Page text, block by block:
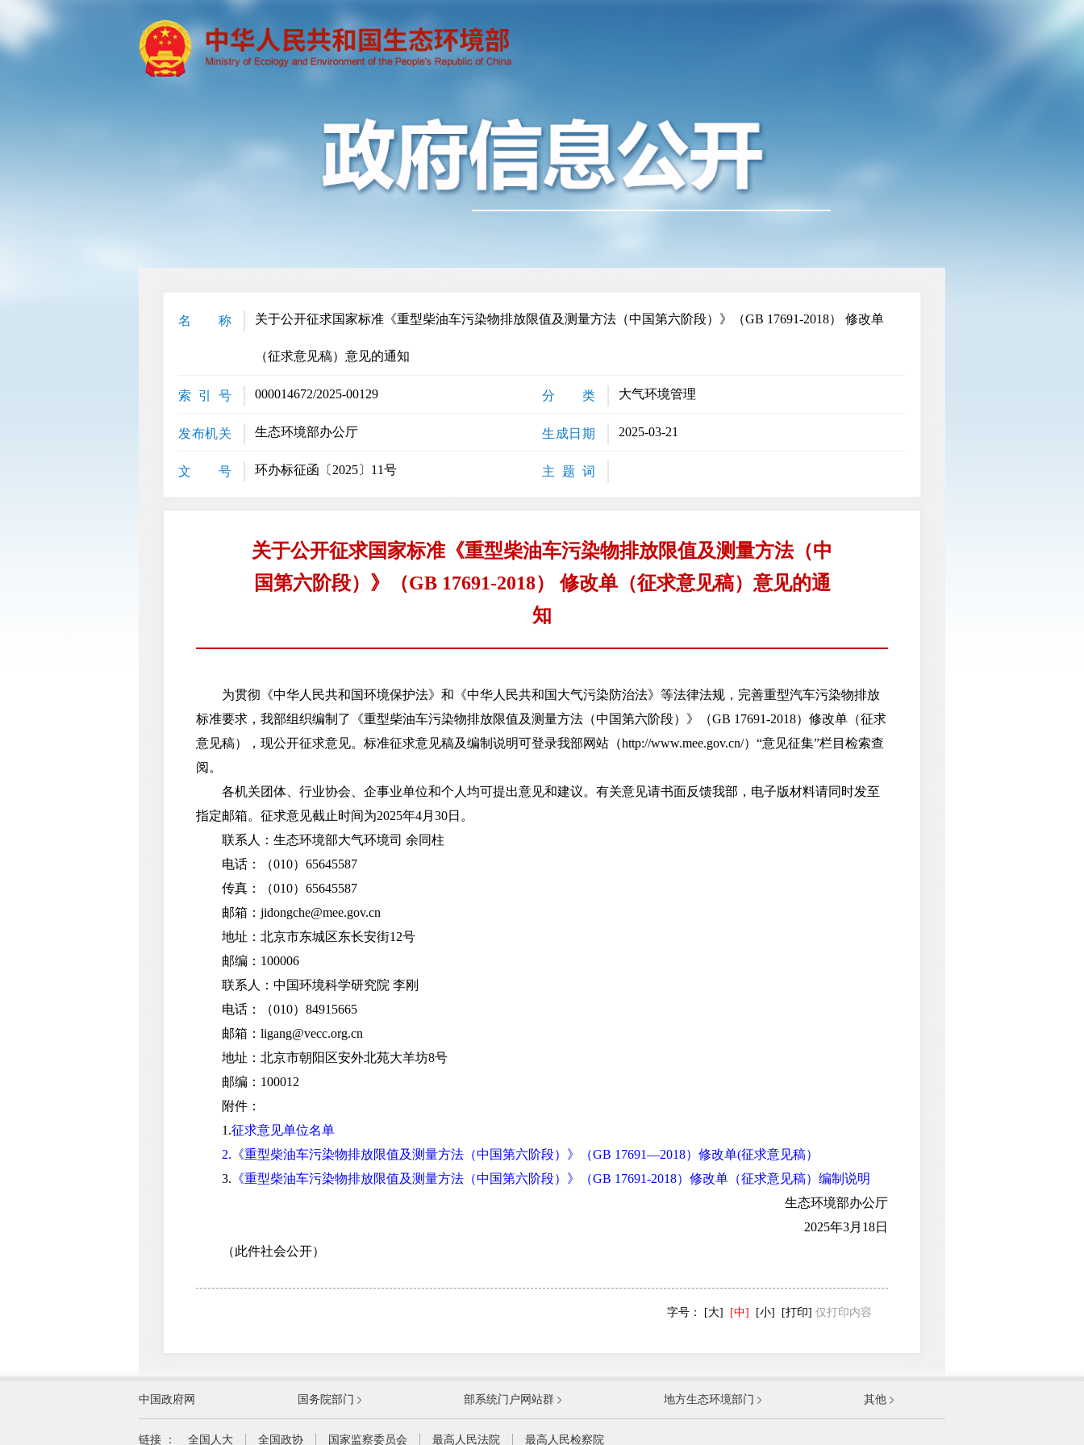
名 称 关于公开征求国家标准《重型柴油车污染物排放限值及测量方法（中国第六阶段）》（GB 17691-2018） 修改单
（征求意见稿）意见的通知
索 引 号 000014672/2025-00129 分 类 大气环境管理
发布机关 生态环境部办公厅 生成日期 2025-03-21
文 号 环办标征函〔2025〕11号 主 题 词
关于公开征求国家标准《重型柴油车污染物排放限值及测量方法（中
国第六阶段）》（GB 17691-2018） 修改单（征求意见稿）意见的通
知
为贯彻《中华人民共和国环境保护法》和《中华人民共和国大气污染防治法》等法律法规，完善重型汽车污染物排放
标准要求，我部组织编制了《重型柴油车污染物排放限值及测量方法（中国第六阶段）》（GB 17691-2018）修改单（征求
意见稿），现公开征求意见。标准征求意见稿及编制说明可登录我部网站（http://www.mee.gov.cn/）“意见征集”栏目检索查
阅。
各机关团体、行业协会、企事业单位和个人均可提出意见和建议。有关意见请书面反馈我部，电子版材料请同时发至
指定邮箱。征求意见截止时间为2025年4月30日。
联系人：生态环境部大气环境司 余同柱
电话：（010）65645587
传真：（010）65645587
邮箱：jidongche@mee.gov.cn
地址：北京市东城区东长安街12号
邮编：100006
联系人：中国环境科学研究院 李刚
电话：（010）84915665
邮箱：ligang@vecc.org.cn
地址：北京市朝阳区安外北苑大羊坊8号
邮编：100012
附件：
1.征求意见单位名单
2.《重型柴油车污染物排放限值及测量方法（中国第六阶段）》（GB 17691—2018）修改单(征求意见稿）
3. 《重型柴油车污染物排放限值及测量方法（中国第六阶段）》（GB 17691-2018）修改单（征求意见稿）编制说明
生态环境部办公厅
2025年3月18日
（此件社会公开）
字号： [大] [中] [小] [打印] 仅打印内容
外交部 国防部
国家发展和改革委员会
国家民族事务委员会
公安部
中国政府网 国务院部门 部系统门户网站群 地方生态环境部门 其他
链接 ： 全国人大 全国政协 国家监察委员会 最高人民法院 最高人民检察院